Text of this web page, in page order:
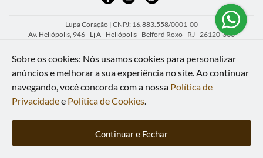
Lupa Coração | CNPJ: 16.883.558/0001-00
Av. Heliópolis, 946 - Lj A - Heliópolis - Belford Roxo - RJ - 26120-300
© 2024-2026 - Todos os direitos reservados - Desenvolvido por
Inteligentes
Sobre os cookies: Nós usamos cookies para personalizar
anúncios e melhorar a sua experiência no site.Ao continuar
navegando, você concorda com a nossa Política de
Privacidadee Política de Cookies.
Continuar e Fechar